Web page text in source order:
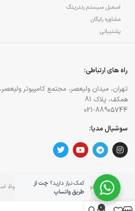
اسمبل سیستم رندرینگ
مشاوره رایگان
پشتیبانی
راه های ارتباطی:
تهران، میدان ولیعصر، مجتمع کامپیوتر
همکف، پلاک 81
021-88905744
سوشیال مدیا:
کلیه حقوق برای وبسایت آژمان آی تی محفوظ
کمک نیاز دارید؟ چت از
طریق واتساپ
0